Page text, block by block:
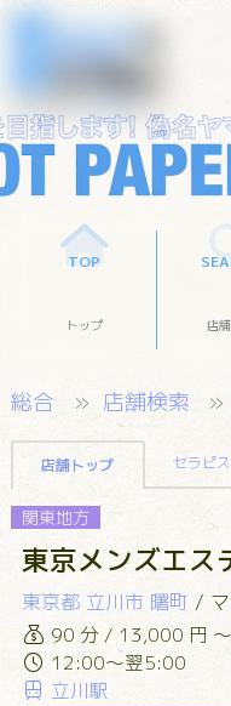
TOP
トップ 店
総合 店舗検索
店舗トップ セラピ
関東地方
東京メンズエス
東京都 立川市 曙町 /
90 分 / 13,000 円 ～
12:00～翌5:00
立川駅